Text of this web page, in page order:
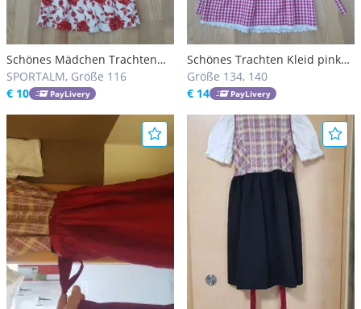
Schönes Mädchen Trachten
Kleid rot Sportalm Kitzbühel
SPORTALM, Größe 116
€ 10
PayLivery
Schönes Trachten Kleid pink
Schrammel
Größe 134, 140
€ 14
PayLivery